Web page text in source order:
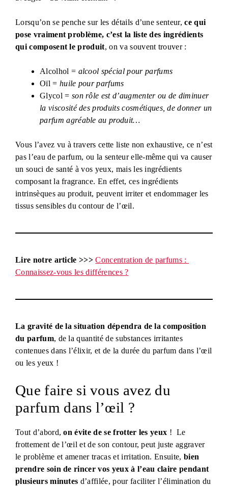
Lorsqu’on se penche sur les détails d’une senteur,ce qui
pose vraiment problème, c’est la liste des ingrédients
qui composent le produit, on va souvent trouver :
Alcolhol = alcool spécial pour parfums
Oïl = huile pour parfums
Glycol = son rôle est d’augmenter ou de diminuer
la viscosité des produits cosmétiques, de donner un
parfum agréable au produit…
Vous l’avez vu à travers cette liste non exhaustive, ce n’est
pas l’eau de parfum, ou la senteur elle-même qui va causer
un souci de santé à vos yeux, mais les ingrédients
composant la fragrance. En effet, ces ingrédients
intrinsèques au produit, peuvent irriter et endommager les
tissus sensibles du contour de l’œil.
Lire notre article >>> Concentration de parfums :
Connaissez-vous les différences ?
La gravité de la situation dépendra de la composition
du parfum, de la quantité de substances irritantes
contenues dans l’élixir, et de la durée du parfum dans l’œil
ou les yeux !
Que faire si vous avez du
parfum dans l’œil ?
Tout d’abord,on évite de se frotter les yeux ! Le
frottement de l’œil et de son contour, peut juste aggraver
le problème et amener tracas et irritation. Ensuite, bien
prendre soin de rincer vos yeux à l’eau claire pendant
plusieurs minutes d’affilée, pour faciliter l’élimination du